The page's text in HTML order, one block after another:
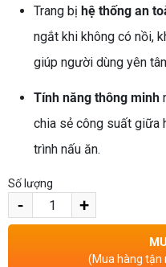
Trang bị hệ thống an
ngắt khi không có nồi,
giúp người dùng yên
Tính năng thông minh
chia sẻ công suất giữa
trình nấu ăn.
Số lượng
- +
(Mua hàng tận